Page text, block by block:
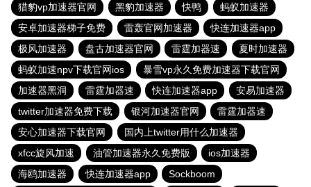
猎豹vp加速器官网
黑豹加速器 快鸭
蚂蚁加速器
安卓加速器梯子免费
雷轰官网加速器
快连加速器app
极风加速器
盘古加速器官网 雷霆加器速
夏时加速器
蚂蚁加速npv下载官网ios
暴雪vp永久免费加速器下载官网
加速器黑洞
雷霆加器速 快连加速器app
安易加速器
twitter加速器免费下载
银河加速器官网
雷霆加器速
安心加速器下载官网
国内上twitter用什么加速器
xfcc旋风加速
油管加速器永久免费版
ios加速器
海鸥加速器
快连加速器app Sockboom